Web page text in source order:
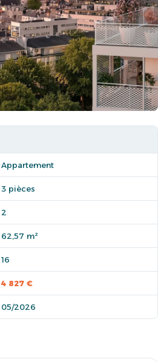
Appartement
3 pièces
2
62,57 m²
16
4 827 €
05/2026